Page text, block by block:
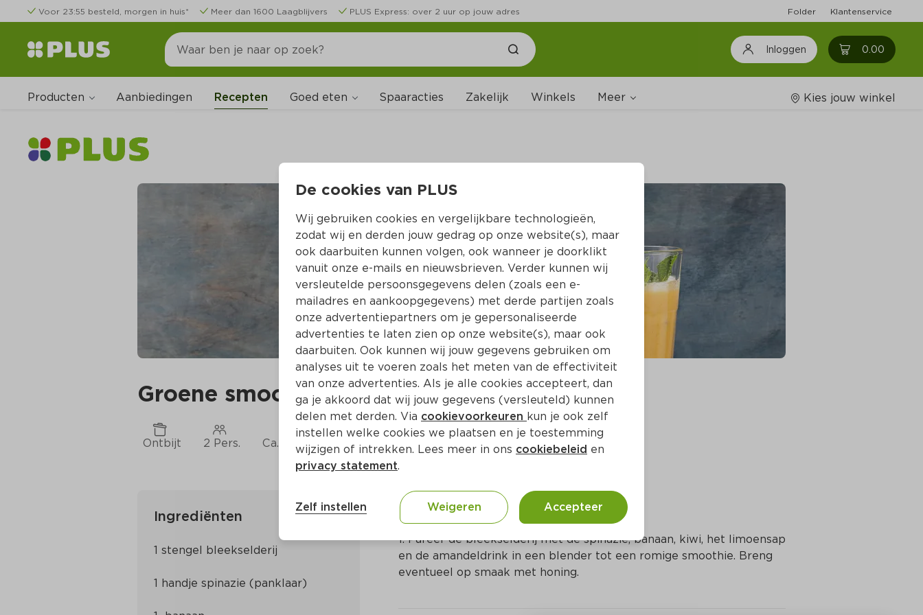
Voor 23:55 besteld, morgen in huis* Meer dan 1600 Laagblijvers PLUS Express: over 2 uur op jouw adres Folder Klantenservice
Inloggen 0.00 0
Producten Aanbiedingen Recepten Goed eten Spaaracties Zakelijk Winkels Meer
Wijnshop
Boodschappenlijstjes
Kies jouw winkel
Groene smoothie met bleekselderij
Ontbijt 2 Pers. Ca. 10 Min Nederlands
Ingrediënten
Bereidingswijze
1. Pureer de bleekselderij met de spinazie, banaan, kiwi, het limoensap
en de amandeldrink in een blender tot een romige smoothie. Breng
eventueel op smaak met honing.
De cookies van PLUS
Wij gebruiken cookies en vergelijkbare technologieën,
zodat wij en derden jouw gedrag op onze website(s), maar
ook daarbuiten kunnen volgen, ook wanneer je doorklikt
vanuit onze e-mails en nieuwsbrieven. Verder kunnen wij
versleutelde persoonsgegevens delen (zoals een e-
mailadres en aankoopgegevens) met derde partijen zoals
onze advertentiepartners om je gepersonaliseerde
advertenties te laten zien op onze website(s), maar ook
daarbuiten. Ook kunnen wij jouw gegevens gebruiken om
analyses uit te voeren zoals het meten van de effectiviteit
van onze advertenties. Als je alle cookies accepteert, dan
ga je akkoord dat wij jouw gegevens (versleuteld) kunnen
delen met derden. Via cookievoorkeuren kun je ook zelf
instellen welke cookies we plaatsen en je toestemming
wijzigen of intrekken. Lees meer in ons cookiebeleid en
privacy statement.
Zelf instellen Weigeren Accepteer